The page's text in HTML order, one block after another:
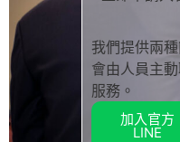
我們提供兩
會由人員主
服務。
加入官方
LINE